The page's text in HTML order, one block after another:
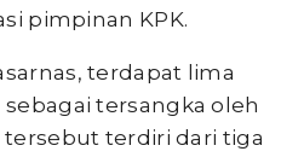
pimpinan KPK.
terdapat lima
tersangka oleh
tersebut terdiri dari tiga